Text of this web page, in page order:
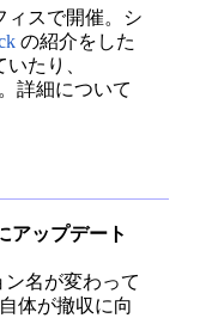
ィスで開催。シ
の紹介をした
たり、
詳細について
アップデート
ン名が変わって
体が撤収に向